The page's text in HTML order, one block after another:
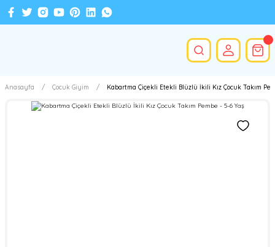
Anasayfa Çocuk Giyim Kabartma Çiçekli Etekli Blüzlü İkili Kız Çocuk Takım